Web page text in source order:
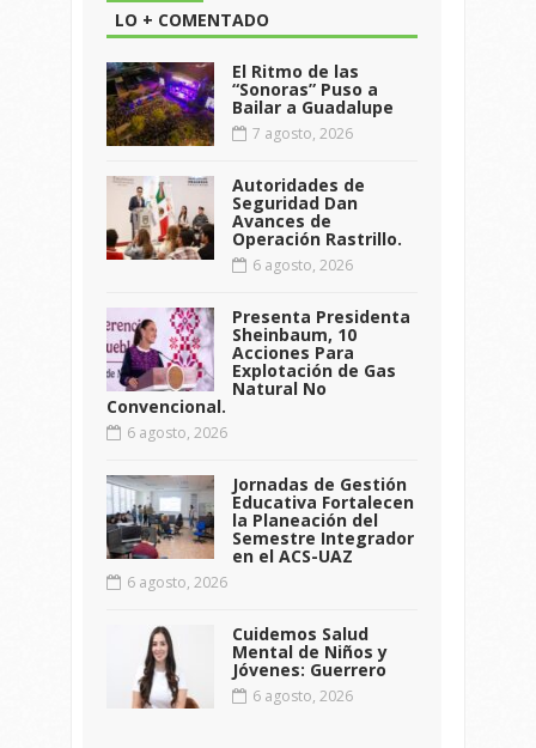
LO + COMENTADO
El Ritmo de las
“Sonoras” Puso a
Bailar a Guadalupe
7 agosto, 2026
Autoridades de
Seguridad Dan
Avances de
Operación Rastrillo.
6 agosto, 2026
Presenta Presidenta
Sheinbaum, 10
Acciones Para
Explotación de Gas
Natural No
Convencional.
6 agosto, 2026
Jornadas de Gestión
Educativa Fortalecen
la Planeación del
Semestre Integrador
en el ACS-UAZ
6 agosto, 2026
Cuidemos Salud
Mental de Niños y
Jóvenes: Guerrero
6 agosto, 2026